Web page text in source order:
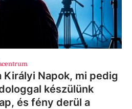
Királyi Napok, mi pedig
készülünk
és fény derül a